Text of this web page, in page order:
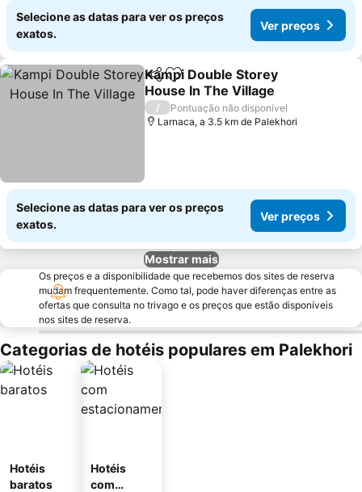
Selecione as datas para ver os preços
exatos.
Ver preços
PartilharAdicionar aos favoritos
Kampi Double Storey
House In The Village
Ver preços
/
Pontuação não disponível
Larnaca, a 3.5 km de Palekhori
Selecione as datas para ver os preços
exatos.
Ver preços
Mostrar mais
Os preços e a disponibilidade que recebemos dos sites de reserva
mudam frequentemente. Como tal, pode haver diferenças entre as
ofertas que consulta no trivago e os preços que estão disponíveis
nos sites de reserva.
Categorias de hotéis populares em Palekhori
Hotéis
baratos
Hotéis
com